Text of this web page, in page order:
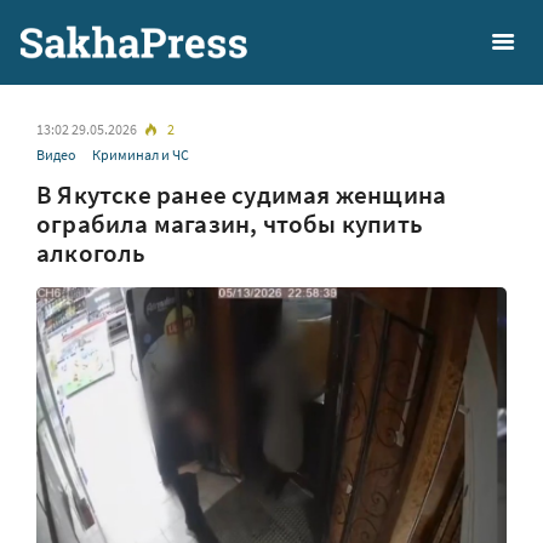
13:02 29.05.2026
2
Видео
Криминал и ЧС
В Якутске ранее судимая женщина
ограбила магазин, чтобы купить
алкоголь